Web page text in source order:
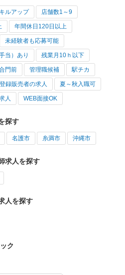
ルアップ 店舗数1～9
年間休日120日以上
未経験者も応募可能
当）あり 残業月10ｈ以下
門前 管理職候補 駅チカ
登録販売者の求人 夏～秋入職可
人 WEB面接OK
探す
名護市 糸満市 沖縄市
求人を探す
人を探す
ク